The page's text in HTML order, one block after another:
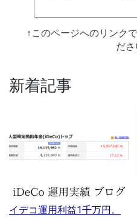
↑このページへのリンク
ださ
新着記事
イデコ運用利益1千万円。